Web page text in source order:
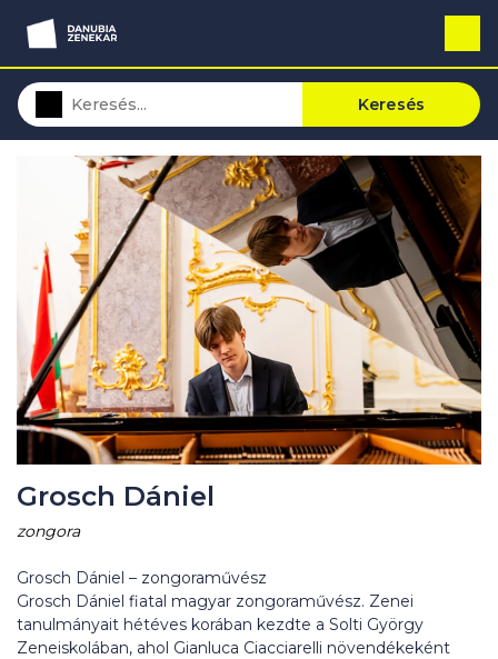
Keresés
Grosch Dániel
zongora
Grosch Dániel – zongoraművész
Grosch Dániel fiatal magyar zongoraművész. Zenei
tanulmányait hétéves korában kezdte a Solti György
Zeneiskolában, ahol Gianluca Ciacciarelli növendékeként